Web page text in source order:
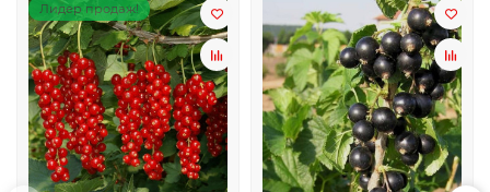
Лидер продаж!